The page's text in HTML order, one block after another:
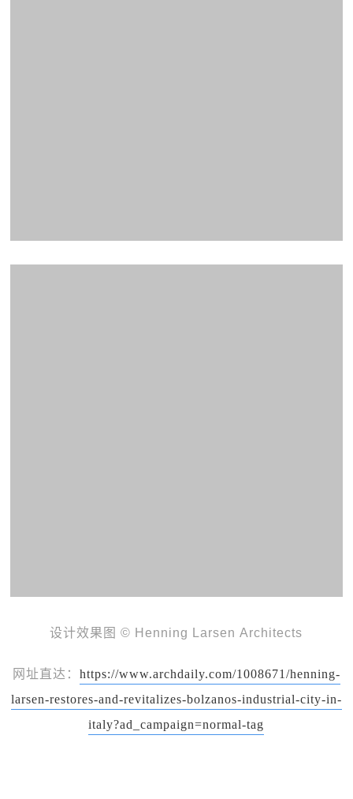
设计效果图 © Henning Larsen Architects
网址直达： https://www.archdaily.com/1008671/henning-
larsen-restores-and-revitalizes-bolzanos-industrial-city-in-
italy?ad_campaign=normal-tag